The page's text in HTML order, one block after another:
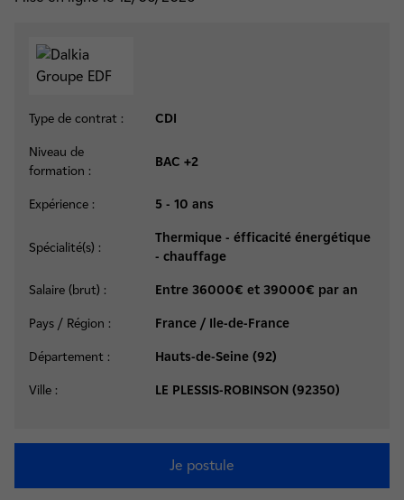
Type de contrat : CDI
Niveau de
formation :
BAC +2
Expérience : 5 - 10 ans
Spécialité(s) :
Thermique - éfficacité énergétique
- chauffage
Salaire (brut) : Entre 36000€ et 39000€ par an
Pays / Région : France / Ile-de-France
Département : Hauts-de-Seine (92)
Ville : LE PLESSIS-ROBINSON (92350)
Je postule